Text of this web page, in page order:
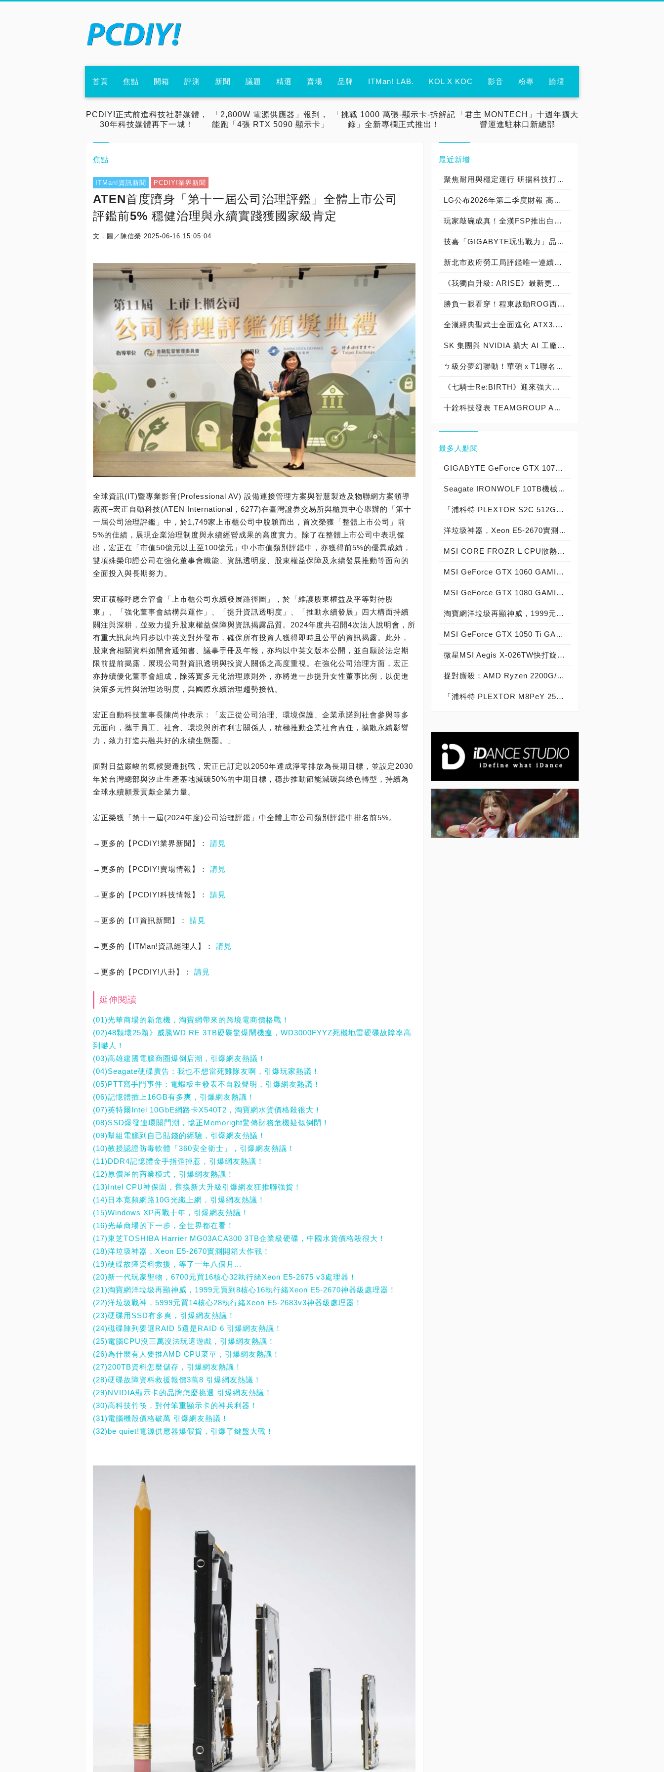
首頁 焦點 開箱 評測 新聞 議題 精選 賣場 品牌 ITMan! LAB. KOL X KOC 影音 粉專 論壇
PCDIY!正式前進科技社群媒體，
30年科技媒體再下一城！
「2,800W 電源供應器」報到，
能跑「4張 RTX 5090 顯示卡」
「挑戰 1000 萬張-顯示卡-拆解記
錄」全新專欄正式推出！
「君主 MONTECH」十週年擴大
營運進駐林口新總部
焦點
ITMan!資訊新聞 PCDIY!業界新聞
ATEN首度躋身「第十一屆公司治理評鑑」全體上市公司
評鑑前5% 穩健治理與永續實踐獲國家級肯定
文．圖／陳信榮 2025-06-16 15:05:04
全球資訊(IT)暨專業影音(Professional AV) 設備連接管理方案與智慧製造及物聯網方案領導
廠商–宏正自動科技(ATEN International，6277)在臺灣證券交易所與櫃買中心舉辦的「第十
一屆公司治理評鑑」中，於1,749家上市櫃公司中脫穎而出，首次榮獲「整體上市公司」前
5%的佳績，展現企業治理制度與永續經營成果的高度實力。除了在整體上市公司中表現傑
出，宏正在「市值50億元以上至100億元」中小市值類別評鑑中，亦獲得前5%的優異成績，
雙項殊榮印證公司在強化董事會職能、資訊透明度、股東權益保障及永續發展推動等面向的
全面投入與長期努力。
宏正積極呼應金管會「上市櫃公司永續發展路徑圖」，於「維護股東權益及平等對待股
東」、「強化董事會結構與運作」、「提升資訊透明度」、「推動永續發展」四大構面持續
關注與深耕，並致力提升股東權益保障與資訊揭露品質。2024年度共召開4次法人說明會，所
有重大訊息均同步以中英文對外發布，確保所有投資人獲得即時且公平的資訊揭露。此外，
股東會相關資料如開會通知書、議事手冊及年報，亦均以中英文版本公開，並自願於法定期
限前提前揭露，展現公司對資訊透明與投資人關係之高度重視。在強化公司治理方面，宏正
亦持續優化董事會組成，除落實多元化治理原則外，亦將進一步提升女性董事比例，以促進
決策多元性與治理透明度，與國際永續治理趨勢接軌。
宏正自動科技董事長陳尚仲表示：「宏正從公司治理、環境保護、企業承諾到社會參與等多
元面向，攜手員工、社會、環境與所有利害關係人，積極推動企業社會責任，擴散永續影響
力，致力打造共融共好的永續生態圈。」
面對日益嚴峻的氣候變遷挑戰，宏正已訂定以2050年達成淨零排放為長期目標，並設定2030
年於台灣總部與汐止生產基地減碳50%的中期目標，穩步推動節能減碳與綠色轉型，持續為
全球永續願景貢獻企業力量。
宏正榮獲「第十一屆(2024年度)公司治理評鑑」中全體上市公司類別評鑑中排名前5%。
→更多的【PCDIY!業界新聞】： 請見
→更多的【PCDIY!賣場情報】： 請見
→更多的【PCDIY!科技情報】： 請見
→更多的【IT資訊新聞】： 請見
→更多的【ITMan!資訊經理人】： 請見
→更多的【PCDIY!八卦】： 請見
延伸閱讀
(01)光華商場的新危機，淘寶網帶來的跨境電商價格戰！
(02)48顆壞25顆》威騰WD RE 3TB硬碟驚爆鬧機瘟，WD3000FYYZ死機地雷硬碟故障率高
到嚇人！
(03)高雄建國電腦商圈爆倒店潮，引爆網友熱議！
(04)Seagate硬碟廣告：我也不想當死雞隊友啊，引爆玩家熱議！
(05)PTT寫手門事件：電蝦板主發表不自殺聲明，引爆網友熱議！
(06)記憶體插上16GB有多爽，引爆網友熱議！
(07)英特爾Intel 10GbE網路卡X540T2，淘寶網水貨價格殺很大！
(08)SSD爆發連環關門潮，憶正Memoright驚傳財務危機疑似倒閉！
(09)幫組電腦到自己貼錢的經驗，引爆網友熱議！
(10)教授認證防毒軟體「360安全衛士」，引爆網友熱議！
(11)DDR4記憶體金手指歪掉惹，引爆網友熱議！
(12)原價屋的商業模式，引爆網友熱議！
(13)Intel CPU神保固，舊換新大升級引爆網友狂推聯強貨！
(14)日本寬頻網路10G光纖上網，引爆網友熱議！
(15)Windows XP再戰十年，引爆網友熱議！
(16)光華商場的下一步，全世界都在看！
(17)東芝TOSHIBA Harrier MG03ACA300 3TB企業級硬碟，中國水貨價格殺很大！
(18)洋垃圾神器，Xeon E5-2670實測開箱大作戰！
(19)硬碟故障資料救援，等了一年八個月...
(20)新一代玩家聖物，6700元買16核心32執行緒Xeon E5-2675 v3處理器！
(21)淘寶網洋垃圾再顯神威，1999元買到8核心16執行緒Xeon E5-2670神器級處理器！
(22)洋垃圾戰神，5999元買14核心28執行緒Xeon E5-2683v3神器級處理器！
(23)硬碟用SSD有多爽，引爆網友熱議！
(24)磁碟陣列要選RAID 5還是RAID 6 引爆網友熱議！
(25)電腦CPU沒三萬沒法玩這遊戲，引爆網友熱議！
(26)為什麼有人要推AMD CPU菜單，引爆網友熱議！
(27)200TB資料怎麼儲存，引爆網友熱議！
(28)硬碟故障資料救援報價3萬8 引爆網友熱議！
(29)NVIDIA顯示卡的品牌怎麼挑選 引爆網友熱議！
(30)高科技竹筷，對付笨重顯示卡的神兵利器！
(31)電腦機殼價格破萬 引爆網友熱議！
(32)be quiet!電源供應器爆假貨，引爆了鍵盤大戰！
最近新增
聚焦耐用與穩定運行 研揚科技打造新一代 COM Express Type 6 模組
LG公布2026年第二季度財報 高附加價值產品銷售成長與成本競爭力提升，營業獲利年增 147%
玩家敲碗成真！全漢FSP推出白色 VITA PM MIT 1000W 靜音電源純白上市！ MIT 白金電源首度披上純白戰袍，支援 ATX 3.1、PCIe 5.1，10年保固！
技嘉「GIGABYTE玩出戰力」品牌活動8/3讓玩家「找到專屬配備」
新北市政府勞工局評鑑唯一連續三年獲獎企業！ 宏正三度榮膺新北市政府<友善移工企業>殊榮
《我獨自升級: ARISE》最新更新 成振宇覺醒闇影君主繼承者
勝負一眼看穿！程東啟動ROG西風之神 雙螢幕AI致勝全局
全漢經典聖武士全面進化 ATX3.1，價格不變！FSP VIC BD+ 電競入門最強銅牌電源！ ATX 3.1、全新壓紋線材、登錄享 5 年保固，打造新世代入門電競首選
SK 集團與 NVIDIA 擴大 AI 工廠與次世代記憶體策略合作 規模逾 5,000 億美元的 NVIDIA-SK AI 計畫（NVIDIA-SK AI Initiative）， 涵蓋 SK Telecom 最高達 2GW 的 AI 工廠，以及與 SK 海力士的長期 AI 記憶體合作
ㄅ級分夢幻聯動！華碩ｘT1聯名顯示卡全台盛大開賣
《七騎士Re:BIRTH》迎來強大的全新英雄[天劍]宣嵐 同步推出韓國主題劇情
十銓科技發表 TEAMGROUP ACE 8K MicroSDXC 記憶卡 強力激發設備效能 盡情捕捉精彩瞬間
最多人點閱
GIGABYTE GeForce GTX 1070 Xtreme Gaming實測開箱，電競級顯示卡中的頂尖之作！
Seagate IRONWOLF 10TB機械硬碟實測開箱，氦氣填充那嘶狼守護者NAS HDD
「浦科特 PLEXTOR S2C 512GB SSD」實測開箱，超值型固態硬碟中的優質好貨！
洋垃圾神器，Xeon E5-2670實測開箱大作戰！
MSI CORE FROZR L CPU散熱器實測開箱，微星電競產品再添新兵
MSI GeForce GTX 1060 GAMING X 6G實測開箱，玩家級電競顯示卡中的神兵利器！
MSI GeForce GTX 1080 GAMING X 8G實測開箱，史上最強大Pascal自製顯示卡全面來襲！
淘寶網洋垃圾再顯神威，1999元買到8核心16執行緒Xeon E5-2670神器級處理器！
MSI GeForce GTX 1050 Ti GAMING X 4G實測開箱，中階電競顯示卡中的玩家精品！
微星MSI Aegis X-026TW快打旋風V同梱版實測開箱，VR電競桌機的頂尖之作！
捉對廝殺：AMD Ryzen 2200G/2400G VS Intel Core i3-8100/i5-8400
「浦科特 PLEXTOR M8PeY 256GB、512GB、1TB」實測開箱，玩家級NVMe型PCIe 3.0 x4 SSD效能實測大作戰！